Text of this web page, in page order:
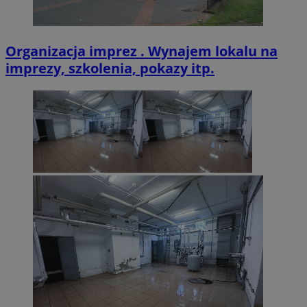
Organizacja imprez . Wynajem lokalu na
imprezy, szkolenia, pokazy itp.
VISITOR_PRIVACY_METADATA
YouTube
.youtube.com
5 miesięcy 4
tygodnie